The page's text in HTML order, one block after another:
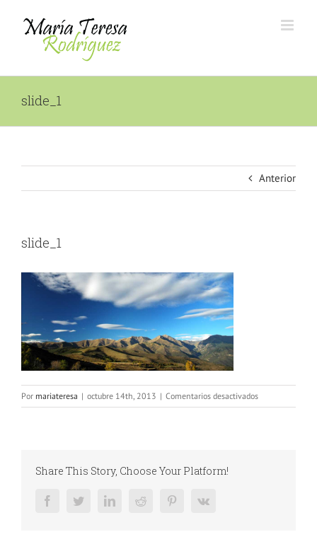
contenido
slide_1
Anterior
slide_1
Por mariateresa | octubre 14th, 2013 | Comentarios desactivadosen
slide_1
Share This Story, Choose Your Platform!
FacebookTwitterLinkedInReddit PinterestVk